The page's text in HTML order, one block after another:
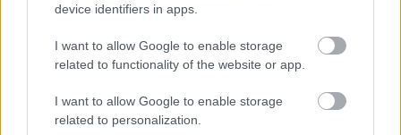
device identifiers in apps.
I want to allow Google to enable storage
related to functionality of the website or app.
I want to allow Google to enable storage
related to personalization.
TÁPLÁLKOZÁS